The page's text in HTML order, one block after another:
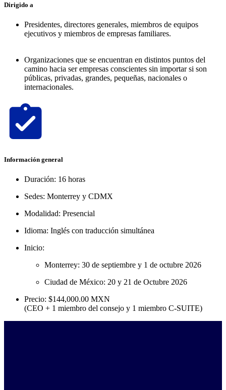
Dirigido a
Presidentes, directores generales, miembros de equipos
ejecutivos y miembros de empresas familiares.
Organizaciones que se encuentran en distintos puntos del
camino hacia ser empresas conscientes sin importar si son
públicas, privadas, grandes, pequeñas, nacionales o
internacionales.
Información general
Duración: 16 horas
Sedes: Monterrey y CDMX
Modalidad: Presencial
Idioma: Inglés con traducción simultánea
Inicio:
Monterrey: 30 de septiembre y 1 de octubre 2026
Ciudad de México: 20 y 21 de Octubre 2026
Precio: $144,000.00 MXN
(CEO + 1 miembro del consejo y 1 miembro C-SUITE)